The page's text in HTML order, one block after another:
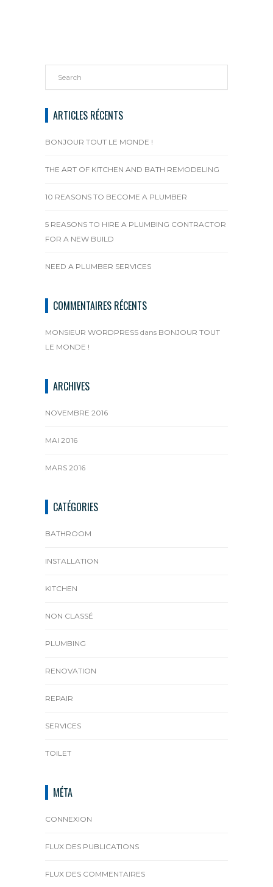
ARTICLES RÉCENTS
BONJOUR TOUT LE MONDE !
THE ART OF KITCHEN AND BATH REMODELING
10 REASONS TO BECOME A PLUMBER
5 REASONS TO HIRE A PLUMBING CONTRACTOR
FOR A NEW BUILD
NEED A PLUMBER SERVICES
COMMENTAIRES RÉCENTS
MONSIEUR WORDPRESS dans BONJOUR TOUT
LE MONDE !
ARCHIVES
NOVEMBRE 2016
MAI 2016
MARS 2016
CATÉGORIES
BATHROOM
INSTALLATION
KITCHEN
NON CLASSÉ
PLUMBING
RENOVATION
REPAIR
SERVICES
TOILET
MÉTA
CONNEXION
FLUX DES PUBLICATIONS
FLUX DES COMMENTAIRES